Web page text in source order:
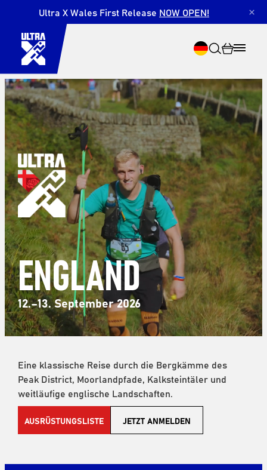
Ultra X Wales First Release NOW OPEN! ×
Suche
ENGLAND
12.–13. September 2026
Eine klassische Reise durch die Bergkämme des
Peak District, Moorlandpfade, Kalksteintäler und
weitläufige englische Landschaften.
AUSRÜSTUNGSLISTE JETZT ANMELDEN